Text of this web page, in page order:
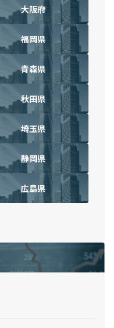
大阪府
福岡県
青森県
秋田県
埼玉県
静岡県
広島県